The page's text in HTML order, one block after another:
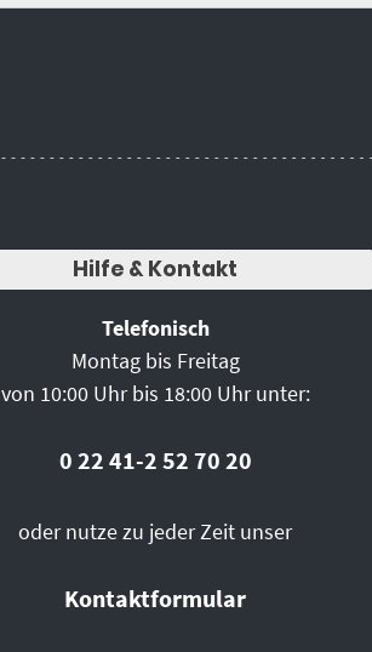
Hilfe & Kontakt
Telefonisch
Montag bis Freitag
von 10:00 Uhr bis 18:00 Uhr unter:
0 22 41-2 52 70 20
oder nutze zu jeder Zeit unser
Kontaktformular